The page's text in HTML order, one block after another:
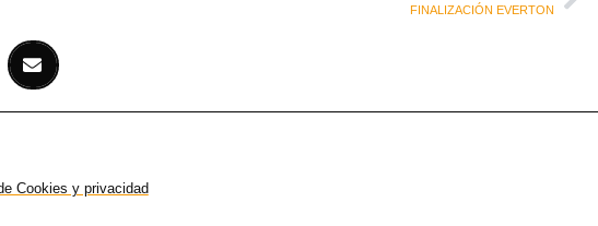
FINALIZACIÓN EVERTON
Cookies y privacidad